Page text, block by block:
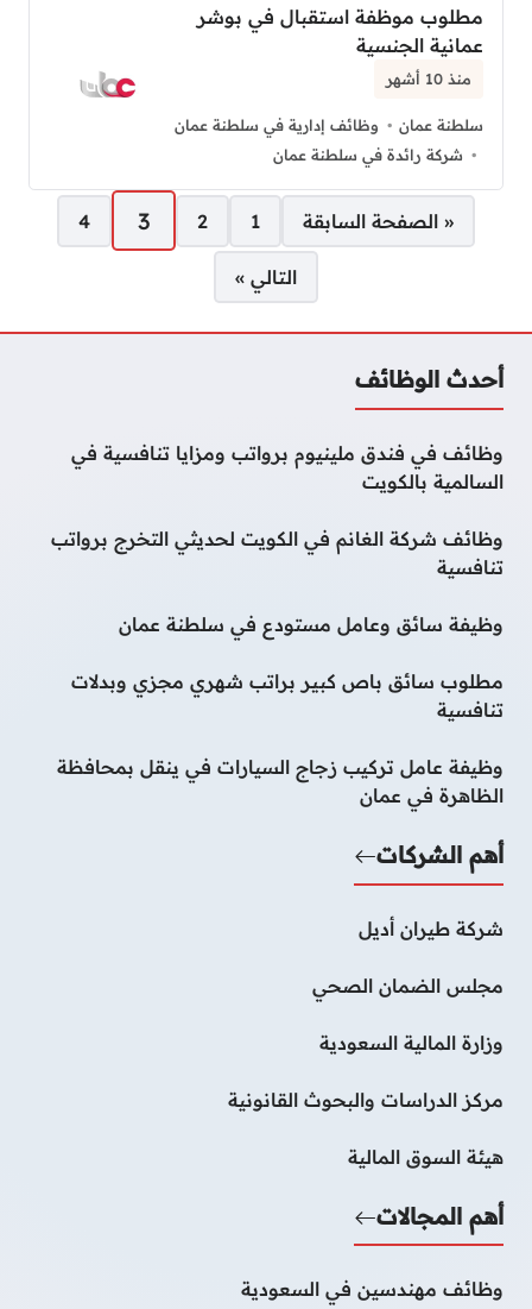
مطلوب موظفة استقبال في بوشر
عمانية الجنسية
منذ 10 أشهر
سلطنة عمان
وظائف إدارية في سلطنة عمان
شركة رائدة في سلطنة عمان
صفحات:
« الصفحة السابقة 1
2
3
4
التالي »
أحدث الوظائف
وظائف في فندق ملينيوم برواتب ومزايا تنافسية في
السالمية بالكويت
وظائف شركة الغانم في الكويت لحديثي التخرج برواتب
تنافسية
وظيفة سائق وعامل مستودع في سلطنة عمان
مطلوب سائق باص كبير براتب شهري مجزي وبدلات
تنافسية
وظيفة عامل تركيب زجاج السيارات في ينقل بمحافظة
الظاهرة في عمان
أهم الشركات
شركة طيران أديل
مجلس الضمان الصحي
وزارة المالية السعودية
مركز الدراسات والبحوث القانونية
هيئة السوق المالية
أهم المجالات
وظائف مهندسين في السعودية